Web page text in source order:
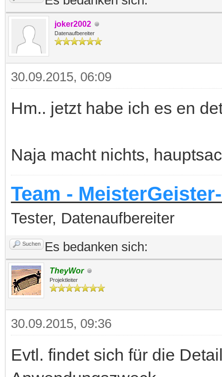
joker2002
Datenaufbereiter
30.09.2015, 06:09
Hm.. jetzt habe ich es en
Naja macht nichts,
Team -
Tester, Datenaufbereiter
Suchen Es bedanken sich:
TheyWor
Projektleiter
30.09.2015, 09:36
Evtl. findet sich für die